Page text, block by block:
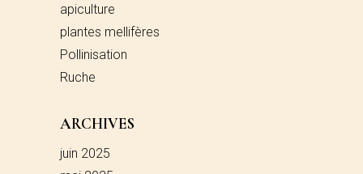
apiculture
plantes mellifères
Pollinisation
Ruche
ARCHIVES
juin 2025